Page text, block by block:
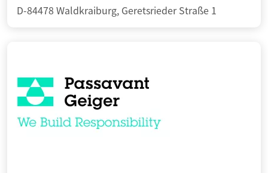
D-84478 Waldkraiburg, Geretsrieder Straße 1